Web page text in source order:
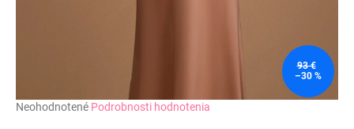
Priemerné
Neohodnotené Podrobnosti hodnotenia
93 €
–30 %